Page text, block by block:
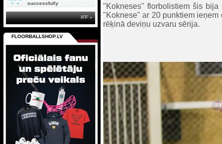
"Kokneses" florbolistiem šis
"Koknese" ar 20 punktiem
rēķinā deviņu uzvaru sērija.
successfully
IFF »
FLOORBALLSHOP.LV